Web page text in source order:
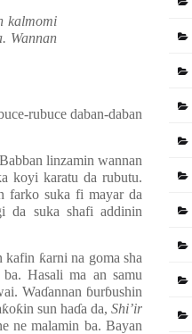
kalmomi
Wannan
rubuce daban-daban
linzamin wannan
koyi karatu da rubutu.
farko suka fi mayar da
da suka shafi addinin
kafin ƙarni na goma sha
Hasali ma an samu
Waɗannan ɓurɓushin
ƙoƙin sun haɗa da,Shi’ir
ne malamin ba. Bayan